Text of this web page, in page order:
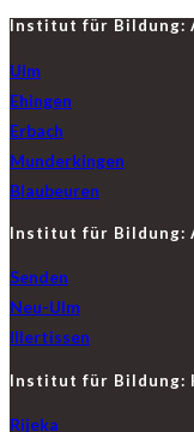
Institut für Bildung:
Ulm
Ehingen
Erbach
Munderkingen
Blaubeuren
Institut für Bildung:
Senden
Neu-Ulm
Illertissen
Institut für Bildung:
Rijeka